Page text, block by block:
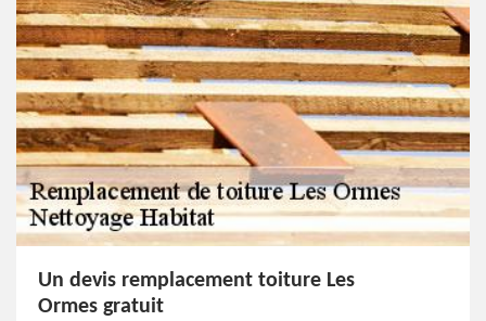
Un devis remplacement toiture Les
Ormes gratuit